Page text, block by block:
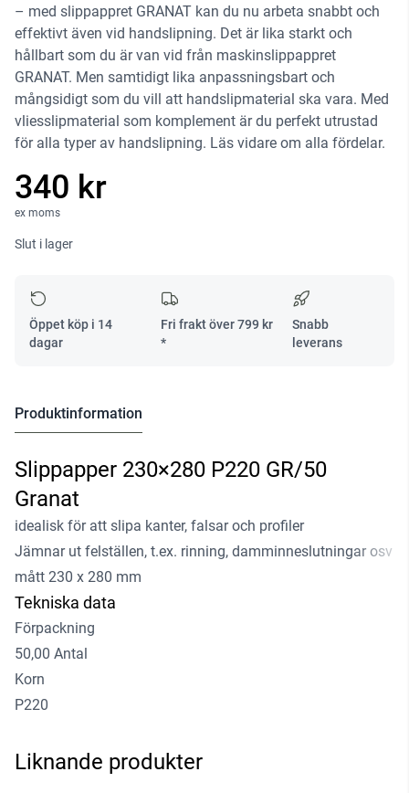
– med slippappret GRANAT kan du nu arbeta snabbt och
effektivt även vid handslipning. Det är lika starkt och
hållbart som du är van vid från maskinslippappret
GRANAT. Men samtidigt lika anpassningsbart och
mångsidigt som du vill att handslipmaterial ska vara. Med
vliesslipmaterial som komplement är du perfekt utrustad
för alla typer av handslipning. Läs vidare om alla fördelar.
340 kr
ex moms
Slut i lager
Öppet köp i 14
dagar
Fri frakt över799 kr
*
Snabb
leverans
Produktinformation
Slippapper 230×280 P220 GR/50
Granat
idealisk för att slipa kanter, falsar och profiler
Jämnar ut felställen, t.ex. rinning, damminneslutningar osv
mått 230 x 280 mm
Tekniska data
Förpackning
50,00 Antal
Korn
P220
Liknande produkter